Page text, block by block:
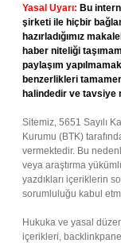
Yasal Uyarı: Bu
şirketi ile hiçbir
hazırladığımız
haber niteliği
paylaşım
benzerlikleri
halindedir ve tavsiye
Sitemiz, 5651 Sayılı
Kurumu (BTK)
vermektedir. Bu
veya araştırma
yazdıkları içeriklerin
sorumluluğu kabul
Hukuka ve yasal
içerikleri,